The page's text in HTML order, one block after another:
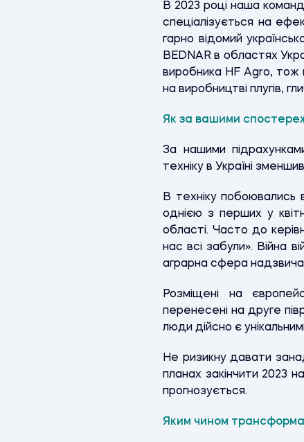
В 2023 році наша
спеціалізується на
гарно відомий
BEDNAR в областях
виробника HF Agro, тож
на виробництві плугів,
Як за вашими
За нашими
техніку в Україні
В техніку побоювались
однією з перших у
області. Часто до
нас всі забули». Війна
аграрна сфера
Розміщені на
перенесені на друге
люди дійсно є
Не ризикну давати
планах закінчити 2023
прогнозується.
Яким чином